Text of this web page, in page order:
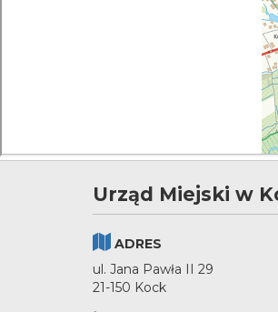
Urząd Miejski w
ADRES
ul. Jana Pawła II 29
21-150 Kock